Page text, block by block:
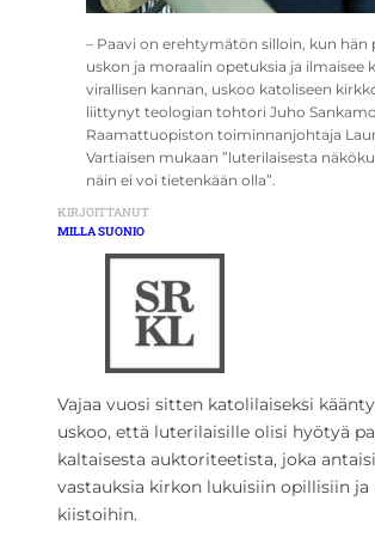
– Paavi on erehtymätön silloin, kun hän
uskon ja moraalin opetuksia ja ilmaisee
virallisen kannan, uskoo katoliseen
liittynyt teologian tohtori Juho
Raamattuopiston toiminnanjohtaja
Vartiaisen mukaan ”luterilaisesta
näin ei voi tietenkään olla”.
KIRJOITTANUT
MILLA SUONIO
Vajaa vuosi sitten katolilaiseksi
uskoo, että luterilaisille olisi hyötyä
kaltaisesta auktoriteetista, joka
vastauksia kirkon lukuisiin opillisiin ja
kiistoihin.